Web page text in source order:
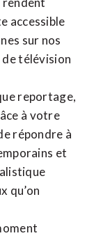
accessible
sur nos
de télévision
reportage,
à votre
répondre à
et
qu’on